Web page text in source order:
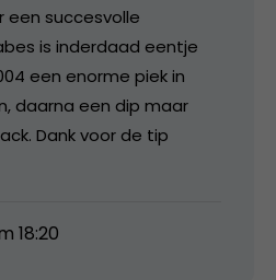
een succesvolle
is inderdaad eentje
een enorme piek in
daarna een dip maar
Dank voor de tip
18:20